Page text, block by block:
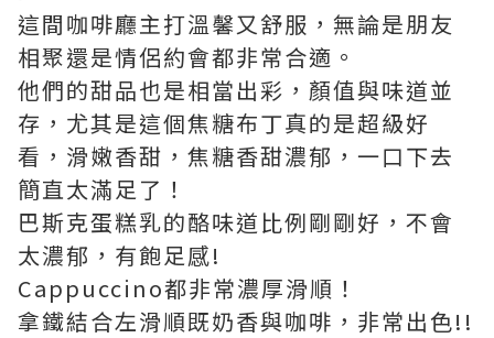
這間咖啡廳主打溫馨又舒服，無論是朋友
相聚還是情侶約會都非常合適。
他們的甜品也是相當出彩，顏值與味道並
存，尤其是這個焦糖布丁真的是超級好
看，滑嫩香甜，焦糖香甜濃郁，一口下去
簡直太滿足了！
巴斯克蛋糕乳的酪味道比例剛剛好，不會
太濃郁，有飽足感!
Cappuccino都非常濃厚滑順！
拿鐵結合左滑順既奶香與咖啡，非常出色!!